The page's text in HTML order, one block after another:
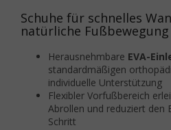
Schuhe für schnelles
natürliche Fußbewegung
Herausnehmbare EVA-
standardmäßigen
individuelle Unterstützung
Flexibler Vorfußbereich
Abrollen und reduziert den
Schritt